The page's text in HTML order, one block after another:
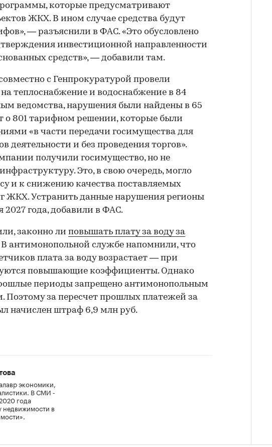
которые предусматривают
ЖКХ. В ином случае средства будут
— разъяснили в ФАС. «Это обусловлено
инвестиционной направленности
средств», — добавили там.
с Генпрокуратурой провели
теплоснабжение и водоснабжение в 84
ведомства, нарушения были найдены в 65
о 801 тарифном решении, которые были
«в части передачи госимущества для
деятельности и без проведения торгов».
получили госимущество, но не
Это, в свою очередь, могло
и к снижению качества поставляемых
ЖКХ. Устранить данные нарушения регионы
2027 года, добавили в ФАС.
законно ли повышать плату за воду за
антимонопольной службе напомнили, что
плата за воду возрастает — при
повышающие коэффициенты. Однако
периоды запрещено антимонопольным
Поэтому за пересчет прошлых платежей за
начислен штраф 6,9 млн руб.
экономики,
В СМИ -
года
недвижимости в